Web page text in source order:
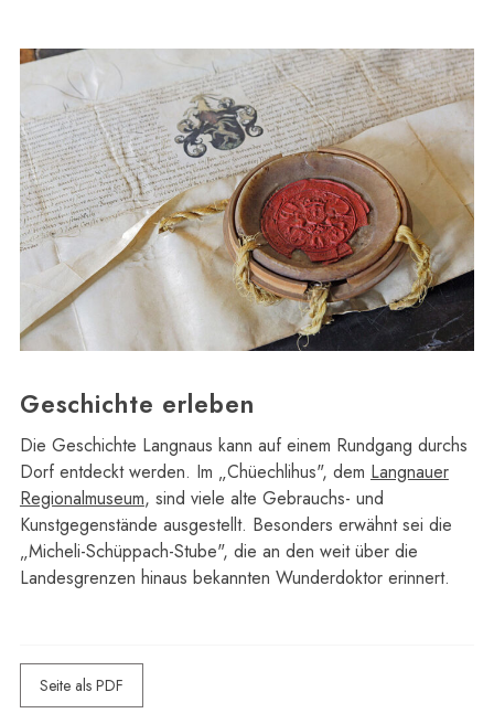
Geschichte erleben
Die Geschichte Langnaus kann auf einem Rundgang durchs
Dorf entdeckt werden. Im „Chüechlihus", dem Langnauer
Regionalmuseum, sind viele alte Gebrauchs- und
Kunstgegenstände ausgestellt. Besonders erwähnt sei die
„Micheli-Schüppach-Stube", die an den weit über die
Landesgrenzen hinaus bekannten Wunderdoktor erinnert.
Seite als PDF